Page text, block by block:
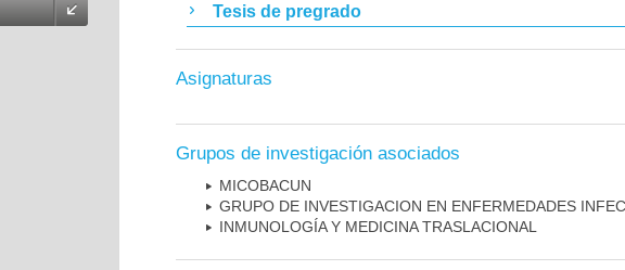
Tesis de pregrado
Asignaturas
Grupos de investigación asociados
MICOBAC­UN
GRUPO DE INVESTIGACION EN ENFERMEDADES
INMUNOLOGÍA Y MEDICINA TRASLACIONAL